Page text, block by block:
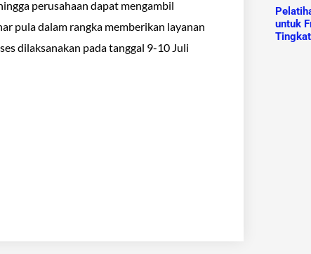
perusahaan dapat mengambil
pula dalam rangka memberikan layanan
dilaksanakan pada tanggal 9-10 Juli
untuk